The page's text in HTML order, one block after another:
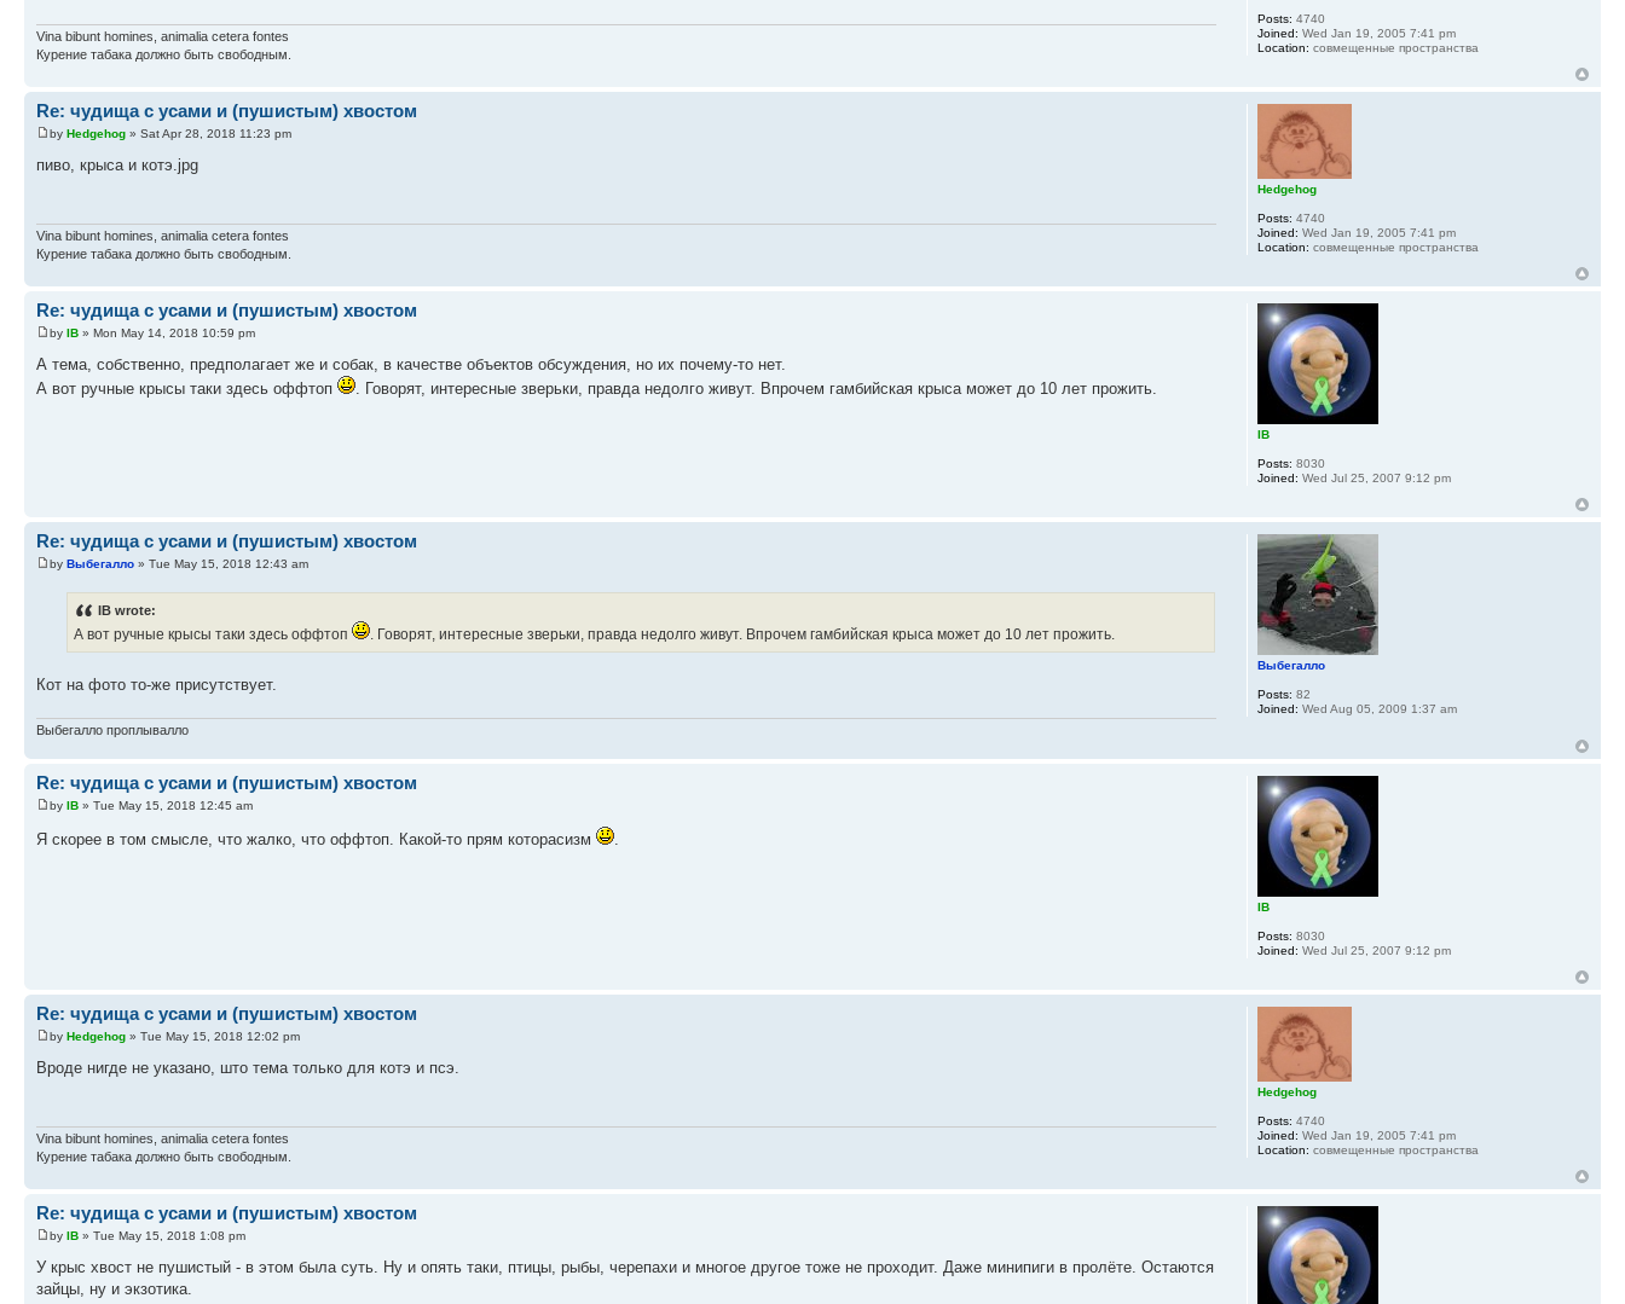
Vina bibunt homines, animalia cetera fontes
Курение табака должно быть свободным.
Posts: 4740
Joined: Wed Jan 19, 2005 7:41 pm
Location: совмещенные пространства
Re: чудища с усами и (пушистым) хвостом
by Hedgehog » Sat Apr 28, 2018 11:23 pm
пиво, крыса и котэ.jpg
Vina bibunt homines, animalia cetera fontes
Курение табака должно быть свободным.
Hedgehog
Posts: 4740
Joined: Wed Jan 19, 2005 7:41 pm
Location: совмещенные пространства
Re: чудища с усами и (пушистым) хвостом
by IB » Mon May 14, 2018 10:59 pm
А тема, собственно, предполагает же и собак, в качестве объектов обсуждения, но их почему-то нет.
А вот ручные крысы таки здесь оффтоп
. Говорят, интересные зверьки, правда недолго живут. Впрочем гамбийская крыса может до 10 лет прожить.
IB
Posts: 8030
Joined: Wed Jul 25, 2007 9:12 pm
Re: чудища с усами и (пушистым) хвостом
by Выбегалло » Tue May 15, 2018 12:43 am
IB wrote:
А вот ручные крысы таки здесь оффтоп . Говорят, интересные зверьки, правда недолго живут. Впрочем гамбийская крыса может до 10 лет прожить.
Кот на фото то-же присутствует.
Выбегалло проплывалло
Выбегалло
Posts: 82
Joined: Wed Aug 05, 2009 1:37 am
Re: чудища с усами и (пушистым) хвостом
by IB » Tue May 15, 2018 12:45 am
Я скорее в том смысле, что жалко, что оффтоп. Какой-то прям которасизм .
IB
Posts: 8030
Joined: Wed Jul 25, 2007 9:12 pm
Re: чудища с усами и (пушистым) хвостом
by Hedgehog » Tue May 15, 2018 12:02 pm
Вроде нигде не указано, што тема только для котэ и псэ.
Vina bibunt homines, animalia cetera fontes
Курение табака должно быть свободным.
Hedgehog
Posts: 4740
Joined: Wed Jan 19, 2005 7:41 pm
Location: совмещенные пространства
Re: чудища с усами и (пушистым) хвостом
by IB » Tue May 15, 2018 1:08 pm
У крыс хвост не пушистый - в этом была суть. Ну и опять таки, птицы, рыбы, черепахи и многое другое тоже не проходит. Даже минипиги в пролёте. Остаются
зайцы, ну и экзотика.